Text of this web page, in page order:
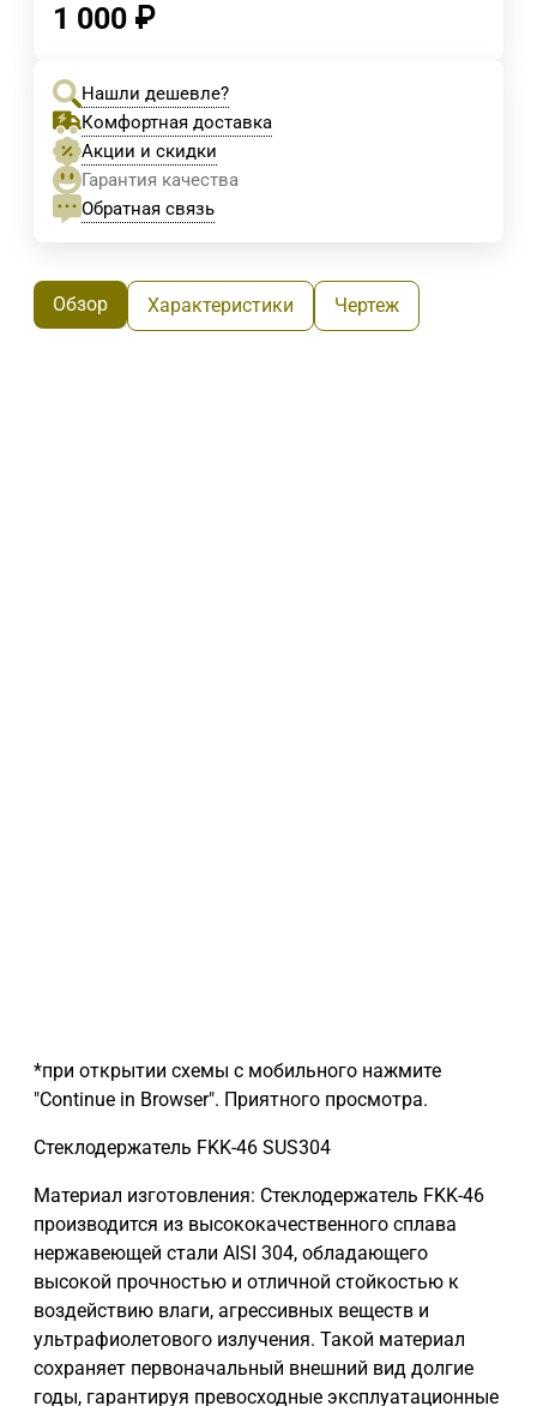
1 000 ₽
Нашли дешевле?
Комфортная доставка
Акции и скидки
Гарантия качества
Обратная связь
Обзор Характеристики Чертеж
*при открытии схемы с мобильного нажмите
"Continue in Browser". Приятного просмотра.
Стеклодержатель FKK-46 SUS304
Материал изготовления: Стеклодержатель FKK-46
производится из высококачественного сплава
нержавеющей стали AISI 304, обладающего
высокой прочностью и отличной стойкостью к
воздействию влаги, агрессивных веществ и
ультрафиолетового излучения. Такой материал
сохраняет первоначальный внешний вид долгие
годы, гарантируя превосходные эксплуатационные